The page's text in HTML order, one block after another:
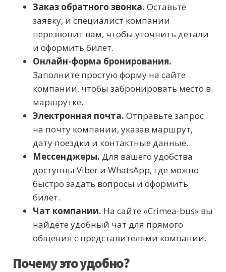
Заказ обратного звонка. Оставьте
заявку, и специалист компании
перезвонит вам, чтобы уточнить детали
и оформить билет.
Онлайн-форма бронирования.
Заполните простую форму на сайте
компании, чтобы забронировать место в
маршрутке.
Электронная почта. Отправьте запрос
на почту компании, указав маршрут,
дату поездки и контактные данные.
Мессенджеры. Для вашего удобства
доступны Viber и WhatsApp, где можно
быстро задать вопросы и оформить
билет.
Чат компании. На сайте «Crimea-bus» вы
найдёте удобный чат для прямого
общения с представителями компании.
Почему это удобно?